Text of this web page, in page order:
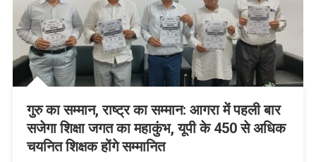
​गुरु का सम्मान, राष्ट्र का सम्मान: आगरा में पहली बार
सजेगा शिक्षा जगत का महाकुंभ, यूपी के 450 से अधिक
चयनित शिक्षक होंगे सम्मानित